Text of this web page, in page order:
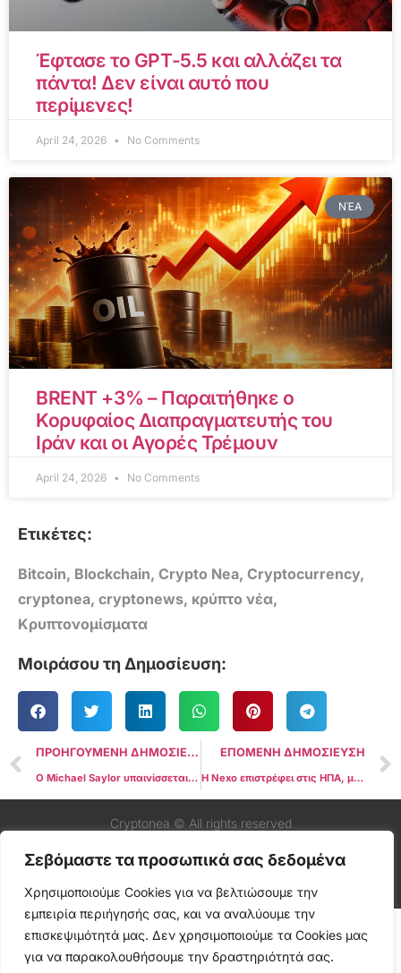
Σεβόμαστε τα προσωπικά σας δεδομένα
Χρησιμοποιούμε Cookies για να βελτιώσουμε την
εμπειρία περιήγησής σας, και να αναλύουμε την
επισκεψιμότητά μας. Δεν χρησιμοποιούμε τα Cookies μας
για να παρακολουθήσουμε την δραστηριότητά σας.
Έφτασε το GPT-5.5 και αλλάζει τα
πάντα! Δεν είναι αυτό που
περίμενες!
April 24, 2026 No Comments
ΝΈΑ
BRENT +3% – Παραιτήθηκε ο
Κορυφαίος Διαπραγματευτής του
Ιράν και οι Αγορές Τρέμουν
April 24, 2026 No Comments
Ετικέτες:
Bitcoin, Blockchain, Crypto Nea, Cryptocurrency,
cryptonea, cryptonews, κρύπτο νέα,
Κρυπτονομίσματα
Μοιράσου τη Δημοσίευση:
ΠΡΟΗΓΟΥΜΕΝΗ ΔΗΜΟΣΙΕΥΣΗ
Ο Michael Saylor υπαινίσσεται νέα αγορά Bitcoin καθώς οι “φάλαινες” συνεχίζουν τις μαζικές συσσωρεύσεις
ΕΠΟΜΕΝΗ ΔΗΜΟΣΙΕΥΣΗ
Η Nexo επιστρέφει στις ΗΠΑ, με τον Trump Jr. να στηρίζει την ανάπτυξη των κρυπτονομισμάτων
Cryptonea © All rights reserved